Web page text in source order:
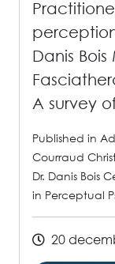
Danis
A survey
Published in
Courraud
Dr. Danis Bois
in Perceptual
20